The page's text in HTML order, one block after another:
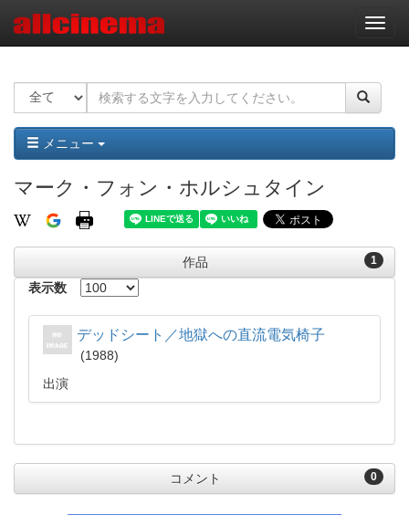
ナ
ビ
ー
ョ
ン
メニュー
マーク・フォン・ホルシュタイン
1
作品
表示数
デッドシート／地獄への直流電気椅子
1988
出演
0
コメント